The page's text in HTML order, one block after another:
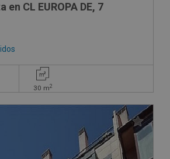
en CL EUROPA DE, 7
30 m2